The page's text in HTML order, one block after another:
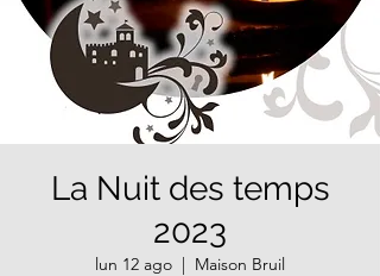
La Nuit des temps
2023
lun 12 ago
  |
Maison Bruil